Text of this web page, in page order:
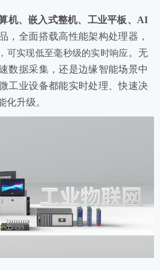
机、嵌入式整机、工业平板、AI
，全面搭载高性能架构处理器，
可实现低至毫秒级的实时响应 。无
数据采集，还是边缘智能场景中
工业设备都能实时处理、快速决
化升级。